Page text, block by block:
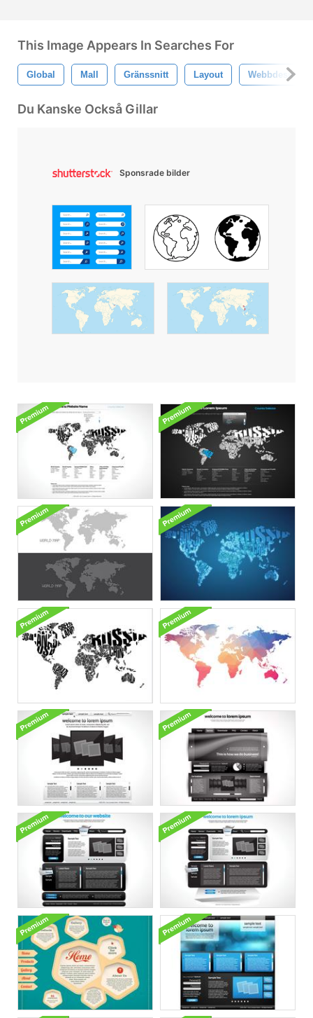
This Image Appears In Searches For
Global Mall Gränssnitt Layout Webbdesign
Du Kanske Också Gillar
Sponsrade bilder